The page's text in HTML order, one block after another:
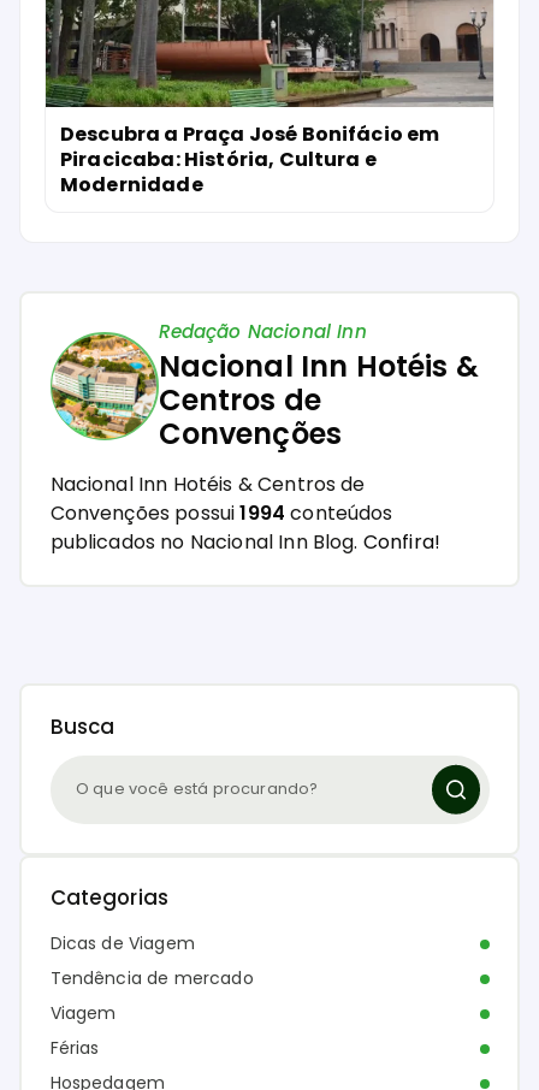
Descubra a Praça José Bonifácio em
Piracicaba: História, Cultura e
Modernidade
Redação Nacional Inn
Nacional Inn Hotéis &
Centros de
Convenções
Nacional Inn Hotéis & Centros de
Convenções possui1994 conteúdos
publicados no Nacional Inn Blog. Confira!
Busca
Categorias
Dicas de Viagem
Tendência de mercado
Viagem
Férias
Hospedagem